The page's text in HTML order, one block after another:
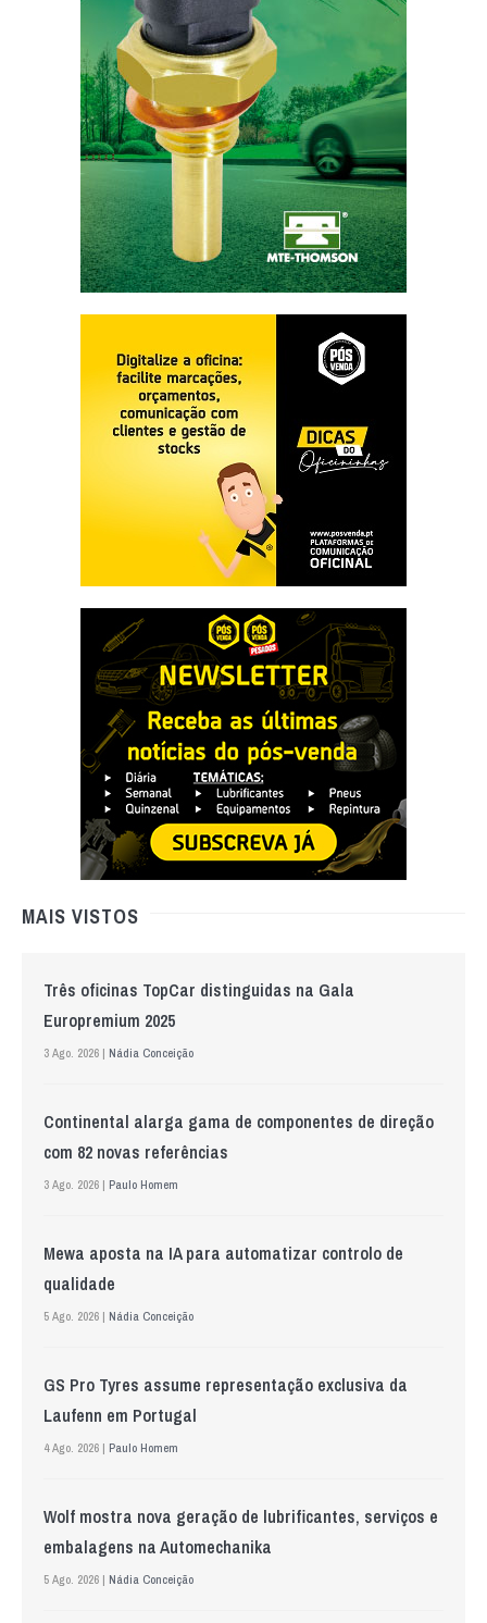
MAIS VISTOS
Três oficinas TopCar distinguidas na Gala
Europremium 2025
3 Ago. 2026 | Nádia Conceição
Continental alarga gama de componentes de direção
com 82 novas referências
3 Ago. 2026 | Paulo Homem
Mewa aposta na IA para automatizar controlo de
qualidade
5 Ago. 2026 | Nádia Conceição
GS Pro Tyres assume representação exclusiva da
Laufenn em Portugal
4 Ago. 2026 | Paulo Homem
Wolf mostra nova geração de lubrificantes, serviços e
embalagens na Automechanika
5 Ago. 2026 | Nádia Conceição